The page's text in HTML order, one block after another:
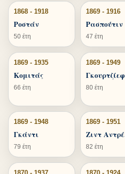
1868 - 1918
Ροστάν
50 έτη
1869 - 1916
Ρασπούτιν
47 έτη
1869 - 1935
Κομιτάς
66 έτη
1869 - 1949
Γκουρτζίεφ
80 έτη
1869 - 1948
Γκάντι
79 έτη
1869 - 1951
Ζιντ Αντρέ
82 έτη